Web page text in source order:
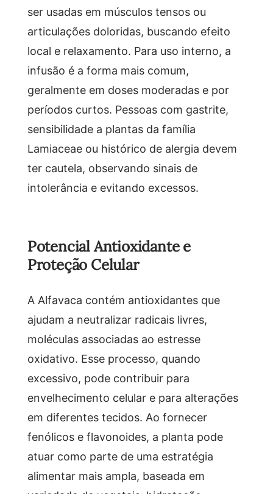
ser usadas em músculos tensos ou
articulações doloridas, buscando efeito
local e relaxamento. Para uso interno, a
infusão é a forma mais comum,
geralmente em doses moderadas e por
períodos curtos. Pessoas com gastrite,
sensibilidade a plantas da família
Lamiaceae ou histórico de alergia devem
ter cautela, observando sinais de
intolerância e evitando excessos.
Potencial Antioxidante e
Proteção Celular
A Alfavaca contém antioxidantes que
ajudam a neutralizar radicais livres,
moléculas associadas ao estresse
oxidativo. Esse processo, quando
excessivo, pode contribuir para
envelhecimento celular e para alterações
em diferentes tecidos. Ao fornecer
fenólicos e flavonoides, a planta pode
atuar como parte de uma estratégia
alimentar mais ampla, baseada em